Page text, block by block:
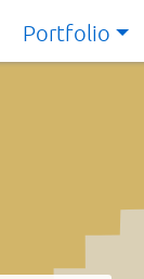
Portfolio